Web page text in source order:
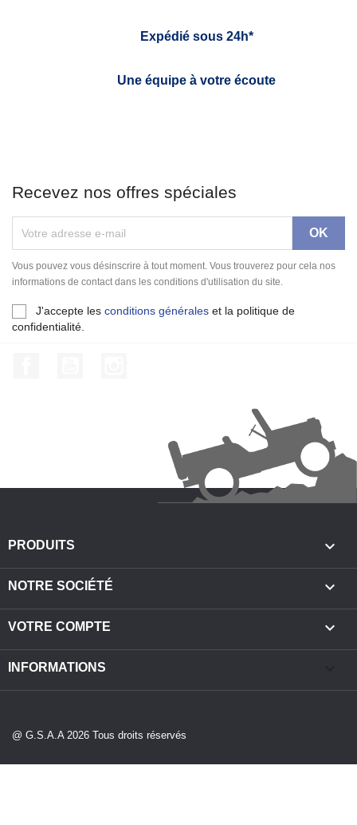
Expédié sous 24h*
Une équipe à votre écoute
Recevez nos offres spéciales
Vous pouvez vous désinscrire à tout moment. Vous trouverez pour cela nos
informations de contact dans les conditions d'utilisation du site.
J'accepte les conditions générales et la politique de
confidentialité.
PRODUITS 
NOTRE SOCIÉTÉ 
VOTRE COMPTE 
INFORMATIONS
@ G.S.A.A 2026 Tous droits réservés